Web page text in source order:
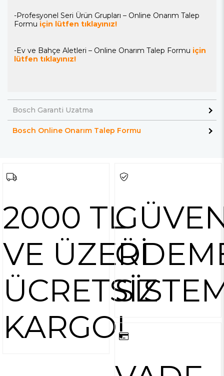
-Profesyonel Seri Ürün Grupları – Online Onarım Talep
Formu için lütfen tıklayınız!
-Ev ve Bahçe Aletleri – Online Onarım Talep Formu için
lütfen tıklayınız!
Bosch Garanti Uzatma
Bosch Online Onarım Talep Formu
2000 TL
VE ÜZERİ
ÜCRETSİZ
KARGO!